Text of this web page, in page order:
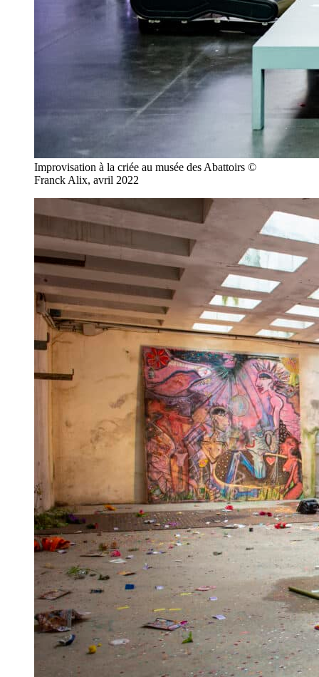
Improvisation à la criée au musée des Abattoirs ©
Franck Alix, avril 2022